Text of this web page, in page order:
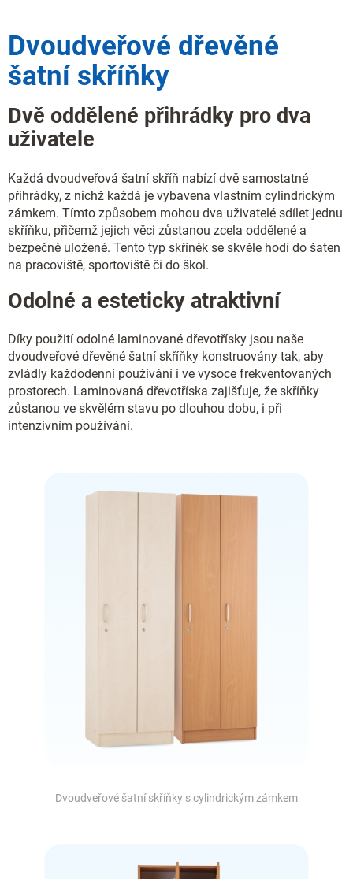
r
v
ý
u
Dvoudveřové dřevěné
šatní skříňky
Dvě oddělené přihrádky pro dva
uživatele
Každá dvoudveřová šatní skříň nabízí dvě samostatné
přihrádky, z nichž každá je vybavena vlastním cylindrickým
zámkem. Tímto způsobem mohou dva uživatelé sdílet jednu
skříňku, přičemž jejich věci zůstanou zcela oddělené a
bezpečně uložené. Tento typ skříněk se skvěle hodí do šaten
na pracoviště, sportoviště či do škol.
Odolné a esteticky atraktivní
Díky použití odolné laminované dřevotřísky jsou naše
dvoudveřové dřevěné šatní skříňky konstruovány tak, aby
zvládly každodenní používání i ve vysoce frekventovaných
prostorech. Laminovaná dřevotříska zajišťuje, že skříňky
zůstanou ve skvělém stavu po dlouhou dobu, i při
intenzivním používání.
Dvoudveřové šatní skříňky s cylindrickým zámkem